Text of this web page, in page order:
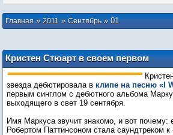
Главная»2011 » Сентябрь » 01
Кристен Стюарт в своем первом
музыкальном видео
звезда дебютировала в клипе на песню «I
первым синглом с дебютного альбома
выходящего в свет 19 сентября.
Имя Маркуса звучит знакомо, и вот почему:
Робертом Паттинсоном стала саундтреком